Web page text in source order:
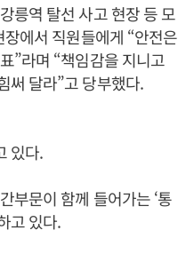
릉역 탈선 사고 현장 등 모
에서 직원들에게 “안전은
”라며 “책임감을 지니고
써 달라”고 당부했다.
있다.
부문이 함께 들어가는 ‘통
고 있다.